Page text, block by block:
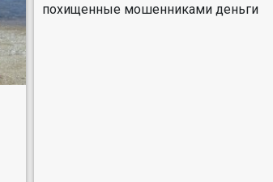
похищенные мошенниками деньги